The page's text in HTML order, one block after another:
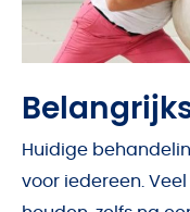
Huidige
voor iedereen.